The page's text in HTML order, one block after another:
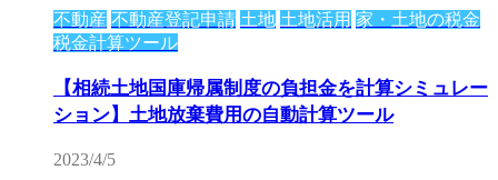
不動産 不動産登記申請 土地 土地活用 家・土地の税金
税金計算ツール
【相続土地国庫帰属制度の負担金を計算シミュレー
ション】土地放棄費用の自動計算ツール
2023/4/5